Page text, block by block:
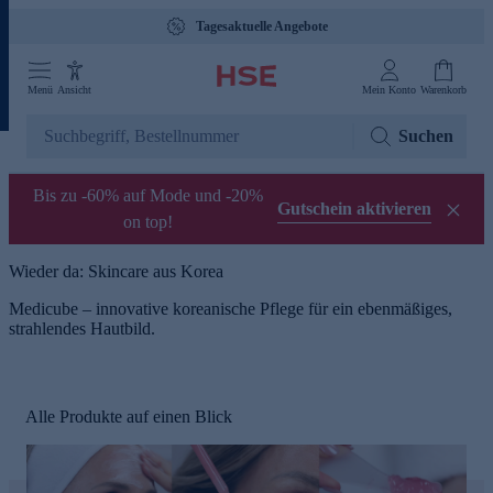
Tagesaktuelle Angebote
Menü Ansicht Mein Konto Warenkorb
Suchen
Bis zu -60% auf Mode und -20%
on top!
Gutschein aktivieren
Wieder da: Skincare aus Korea
Medicube – innovative koreanische Pflege für ein ebenmäßiges,
strahlendes Hautbild.
Alle Produkte auf einen Blick